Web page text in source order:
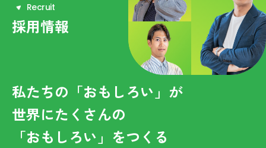
Recruit
採用情報
私たちの「おもしろい」が
世界にたくさんの
「おもしろい」をつくる